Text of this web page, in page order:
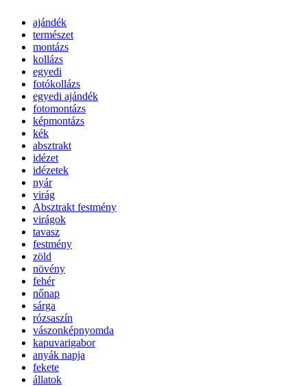
ajándék
természet
montázs
kollázs
egyedi
fotókollázs
egyedi ajándék
fotomontázs
képmontázs
kék
absztrakt
idézet
idézetek
nyár
virág
Absztrakt festmény
virágok
tavasz
festmény
zöld
növény
fehér
nőnap
sárga
rózsaszín
vászonképnyomda
kapuvarigabor
anyák napja
fekete
állatok